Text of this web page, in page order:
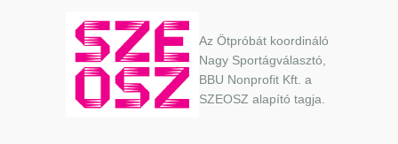
Az Ötpróbát koordináló
Nagy Sportágválasztó,
BBU Nonprofit Kft. a
SZEOSZ alapító tagja.